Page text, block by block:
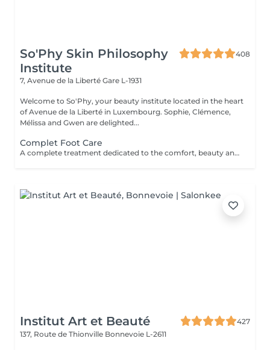
So'Phy Skin Philosophy
Institute
408
7, Avenue de la Liberté Gare L-1931
Welcome to So'Phy, your beauty institute located in the heart
of Avenue de la Liberté in Luxembourg. Sophie, Clémence,
Mélissa and Gwen are delighted...
Complet Foot Care
A complete treatment dedicated to the comfort, beauty and lightness of the feet. The treatment begins with a relaxing foot bath, followed by a gentle exfoliation to remove dead skin cells and restore smooth, soft skin. A nourishing mask is then applied for deep hydration, while the nails and cuticles are carefully treated for a clean and well-groomed result. The treatment continues with a relaxing moment, providing an immediate feeling of comfort and lightness. Feet feel softer, the skin is nourished and the nails look perfectly groomed. Classic nail polish is not provided at the institute. If you wish, we can apply your own nail polish by selecting the corresponding option.
Institut Art et Beauté
427
137, Route de Thionville Bonnevoie L-2611